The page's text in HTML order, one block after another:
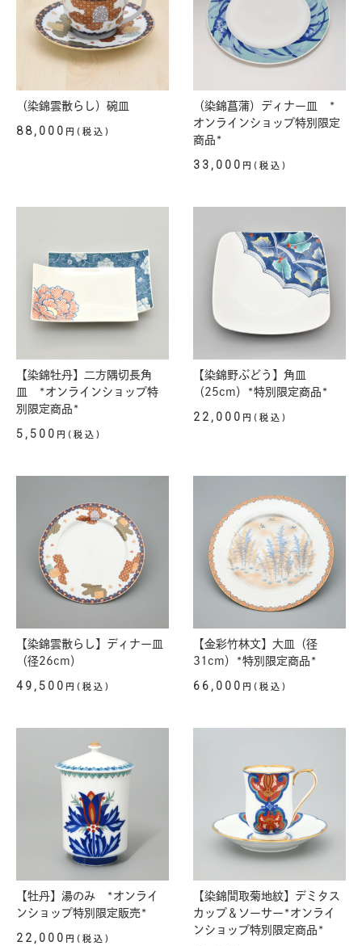
（染錦雲散らし）碗皿
88,000 円(税込)
（染錦菖蒲）ディナー皿 *
オンラインショップ特別限定
商品*
33,000 円(税込)
【染錦牡丹】二方隅切長角
皿 *オンラインショップ特
別限定商品*
5,500 円(税込)
【染錦野ぶどう】角皿
（25cm）*特別限定商品*
22,000 円(税込)
【染錦雲散らし】ディナー皿
（径26cm）
49,500 円(税込)
【金彩竹林文】大皿（径
31cm）*特別限定商品*
66,000 円(税込)
【牡丹】湯のみ *オンライ
ンショップ特別限定販売*
22,000 円(税込)
【染錦間取菊地紋】デミタス
カップ＆ソーサー*オンライ
ンショップ特別限定商品*